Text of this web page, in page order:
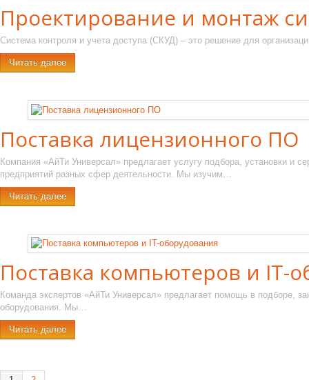
Проектирование и монтаж
Система контроля и учета доступа (СКУД) – это решение для
Читать далее
Поставка лицензионного ПО
Компания «АйТи Универсал» предлагает услугу подбора, установки и
предприятий разных сфер деятельности. Мы изучим…
Читать далее
Поставка компьютеров и IT-
Команда экспертов «АйТи Универсал» предлагает помощь в подборе,
оборудования. Мы…
Читать далее